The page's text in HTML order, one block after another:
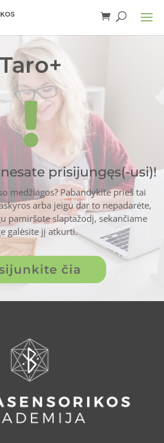
Taro+

prisijungęs(-usi)!
medžiagos? Pabandykite prieš tai
arba jeigu dar to nepadarėte,
pamiršote slaptažodį, sekančiame
galėsite jį atkurti.
čia